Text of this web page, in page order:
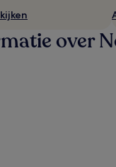
over